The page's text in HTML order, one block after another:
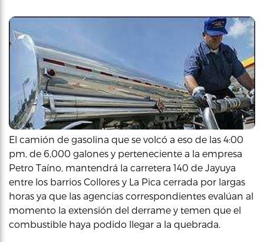
El camión de gasolina que se volcó a eso de las 4:00
pm, de 6,000 galones y perteneciente a la empresa
Petro Taíno, mantendrá la carretera 140 de Jayuya
entre los barrios Collores y La Pica cerrada por largas
horas ya que las agencias correspondientes evalúan al
momento la extensión del derrame y temen que el
combustible haya podido llegar a la quebrada.